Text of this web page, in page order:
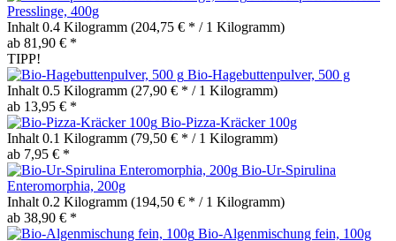
Presslinge, 400g
Inhalt 0.4 Kilogramm (204,75 € * / 1 Kilogramm)
ab 81,90 € *
TIPP!
Bio-Hagebuttenpulver, 500 g
Inhalt 0.5 Kilogramm (27,90 € * / 1 Kilogramm)
ab 13,95 € *
Bio-Pizza-Kräcker 100g
Inhalt 0.1 Kilogramm (79,50 € * / 1 Kilogramm)
ab 7,95 € *
Bio-Ur-Spirulina
Enteromorphia, 200g
Inhalt 0.2 Kilogramm (194,50 € * / 1 Kilogramm)
ab 38,90 € *
Bio-Algenmischung fein, 100g